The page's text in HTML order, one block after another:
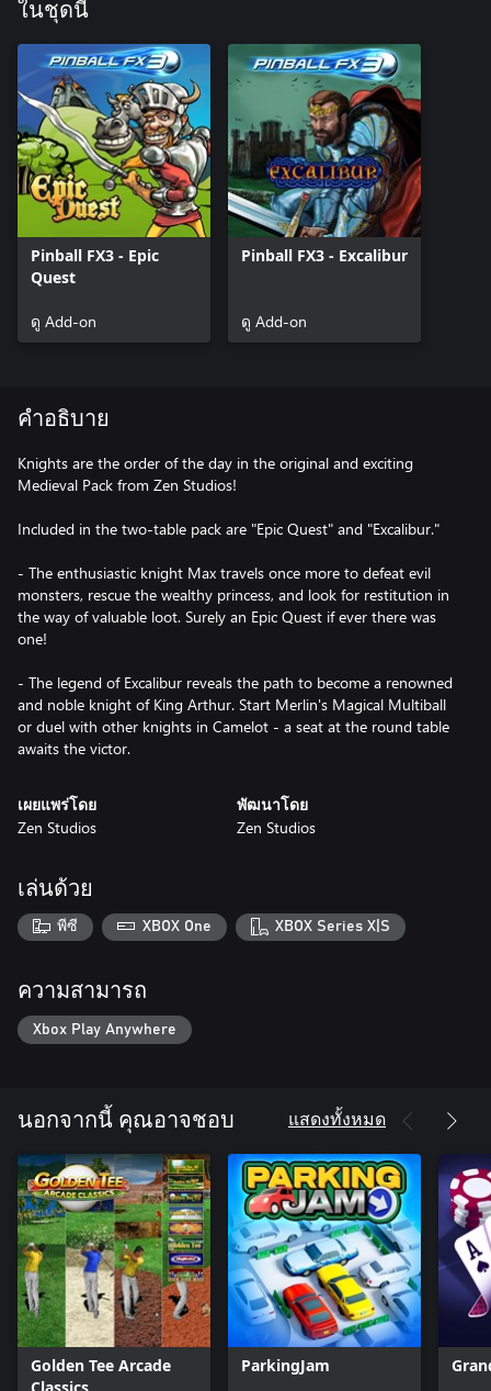
ในชุดนี้
Pinball FX3 - Epic
Quest
ดู Add-on
Pinball FX3 - Excalibur
ดู Add-on
คำอธิบาย
Knights are the order of the day in the original and exciting
Medieval Pack from Zen Studios!
Included in the two-table pack are "Epic Quest" and "Excalibur."
- The enthusiastic knight Max travels once more to defeat evil
monsters, rescue the wealthy princess, and look for restitution in
the way of valuable loot. Surely an Epic Quest if ever there was
one!
- The legend of Excalibur reveals the path to become a renowned
and noble knight of King Arthur. Start Merlin's Magical Multiball
or duel with other knights in Camelot - a seat at the round table
awaits the victor.
เผยแพร่โดย
Zen Studios
พัฒนาโดย
Zen Studios
เล่นด้วย
พีซี XBOX One XBOX Series X|S
ความสามารถ
Xbox Play Anywhere
นอกจากนี้ คุณอาจชอบ แสดงทั้งหมด
Golden Tee Arcade
ParkingJam